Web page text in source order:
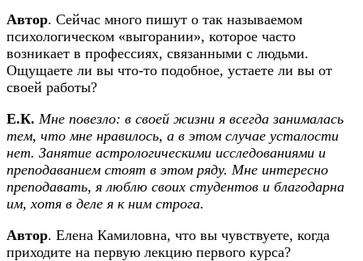
Автор. Сейчас много пишут о так называемом
психологическом «выгорании», которое часто
возникает в профессиях, связанными с людьми.
Ощущаете ли вы что-то подобное, устаете ли вы от
своей работы?
Е.К. Мне повезло: в своей жизни я всегда занималась
тем, что мне нравилось, а в этом случае усталости
нет. Занятие астрологическими исследованиями и
преподаванием стоят в этом ряду. Мне интересно
преподавать, я люблю своих студентов и благодарна
им, хотя в деле я к ним строга.
Автор. Елена Камиловна, что вы чувствуете, когда
приходите на первую лекцию первого курса?